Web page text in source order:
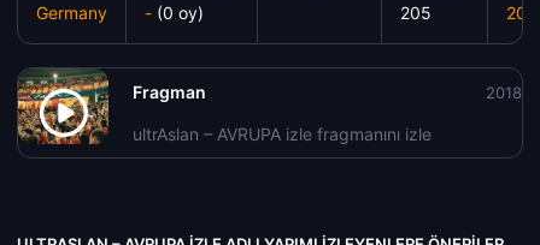
Germany - (0 oy) 205
Fragman
ultrAslan – AVRUPA izle fragmanını izle
2018